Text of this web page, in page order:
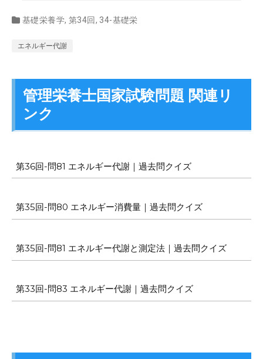
基礎栄養学, 第34回, 34-基礎栄
エネルギー代謝
管理栄養士国家試験問題 関連リ
ンク
第36回-問81 エネルギー代謝｜過去問クイズ
第35回-問80 エネルギー消費量｜過去問クイズ
第35回-問81 エネルギー代謝と測定法｜過去問クイズ
第33回-問83 エネルギー代謝｜過去問クイズ